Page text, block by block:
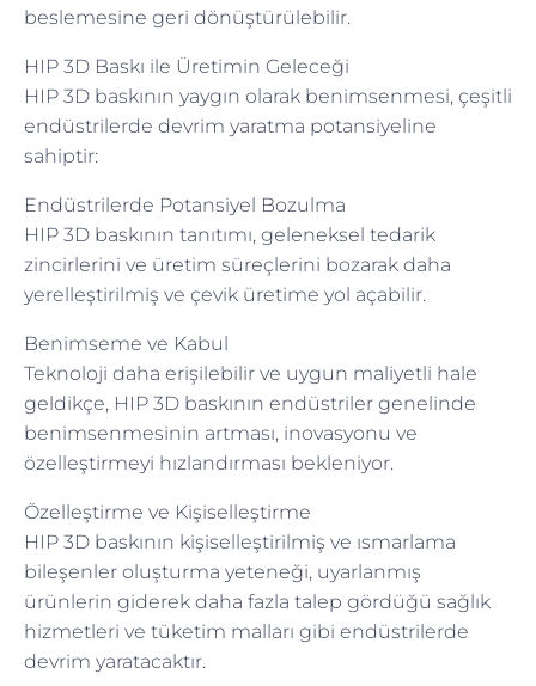
beslemesine geri dönüştürülebilir.
HIP 3D Baskı ile Üretimin Geleceği
HIP 3D baskının yaygın olarak benimsenmesi, çeşitli
endüstrilerde devrim yaratma potansiyeline
sahiptir:
Endüstrilerde Potansiyel Bozulma
HIP 3D baskının tanıtımı, geleneksel tedarik
zincirlerini ve üretim süreçlerini bozarak daha
yerelleştirilmiş ve çevik üretime yol açabilir.
Benimseme ve Kabul
Teknoloji daha erişilebilir ve uygun maliyetli hale
geldikçe, HIP 3D baskının endüstriler genelinde
benimsenmesinin artması, inovasyonu ve
özelleştirmeyi hızlandırması bekleniyor.
Özelleştirme ve Kişiselleştirme
HIP 3D baskının kişiselleştirilmiş ve ısmarlama
bileşenler oluşturma yeteneği, uyarlanmış
ürünlerin giderek daha fazla talep gördüğü sağlık
hizmetleri ve tüketim malları gibi endüstrilerde
devrim yaratacaktır.